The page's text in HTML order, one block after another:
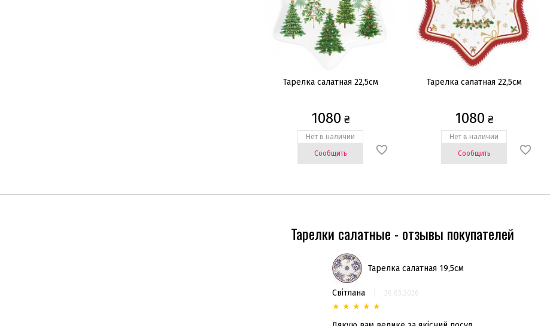
Тарелка салатная 22,5см
1080 ₴
Нет в наличии
Сообщить
Тарелка салатная 22,5см
1080 ₴
Нет в наличии
Сообщить
Тарелки салатные - отзывы покупателей
Тарелка салатная 19,5см
Світлана 26.03.2026
★ ★ ★ ★ ★